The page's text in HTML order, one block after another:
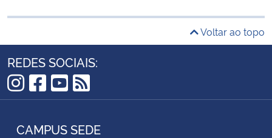
Voltar ao topo
REDES SOCIAIS:
Instagram
Facebook
YouTube
RSS
CAMPUS SEDE